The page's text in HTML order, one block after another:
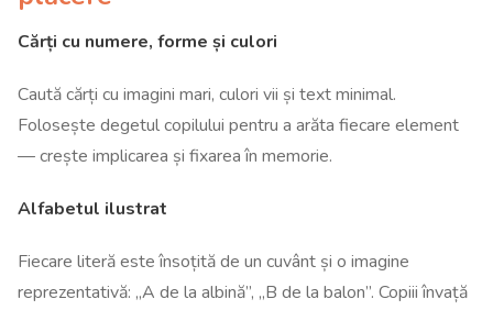
Cărți cu numere, forme și culori
Caută cărți cu imagini mari, culori vii și text minimal.
Folosește degetul copilului pentru a arăta fiecare element
— crește implicarea și fixarea în memorie.
Alfabetul ilustrat
Fiecare literă este însoțită de un cuvânt și o imagine
reprezentativă: „A de la albină”, „B de la balon”. Copiii învață